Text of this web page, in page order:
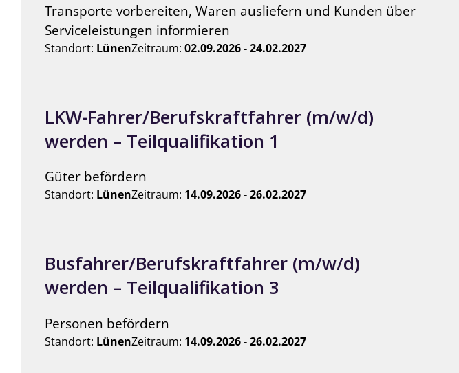
Transporte vorbereiten, Waren ausliefern und Kunden über
Serviceleistungen informieren
Standort: LünenZeitraum: 02.09.2026 - 24.02.2027
LKW-Fahrer/Berufskraftfahrer (m/w/d)
werden – Teilqualifikation 1
Güter befördern
Standort: LünenZeitraum: 14.09.2026 - 26.02.2027
Busfahrer/Berufskraftfahrer (m/w/d)
werden – Teilqualifikation 3
Personen befördern
Standort: LünenZeitraum: 14.09.2026 - 26.02.2027